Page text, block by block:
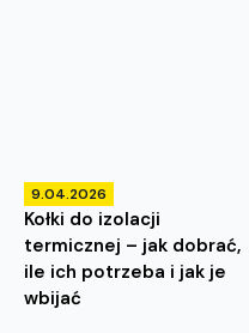
9.04.2026
Kołki do izolacji
termicznej – jak dobrać,
ile ich potrzeba i jak je
wbijać